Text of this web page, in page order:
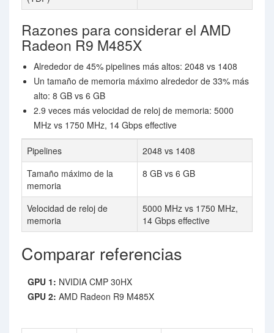
Razones para considerar el AMD
Radeon R9 M485X
Alrededor de 45% pipelines más altos: 2048 vs 1408
Un tamaño de memoria máximo alrededor de 33% más
alto: 8 GB vs 6 GB
2.9 veces más velocidad de reloj de memoria: 5000
MHz vs 1750 MHz, 14 Gbps effective
Pipelines
2048 vs 1408
Tamaño máximo de la
memoria
8 GB vs 6 GB
Velocidad de reloj de
memoria
5000 MHz vs 1750 MHz,
14 Gbps effective
Comparar referencias
GPU 1: NVIDIA CMP 30HX
GPU 2: AMD Radeon R9 M485X